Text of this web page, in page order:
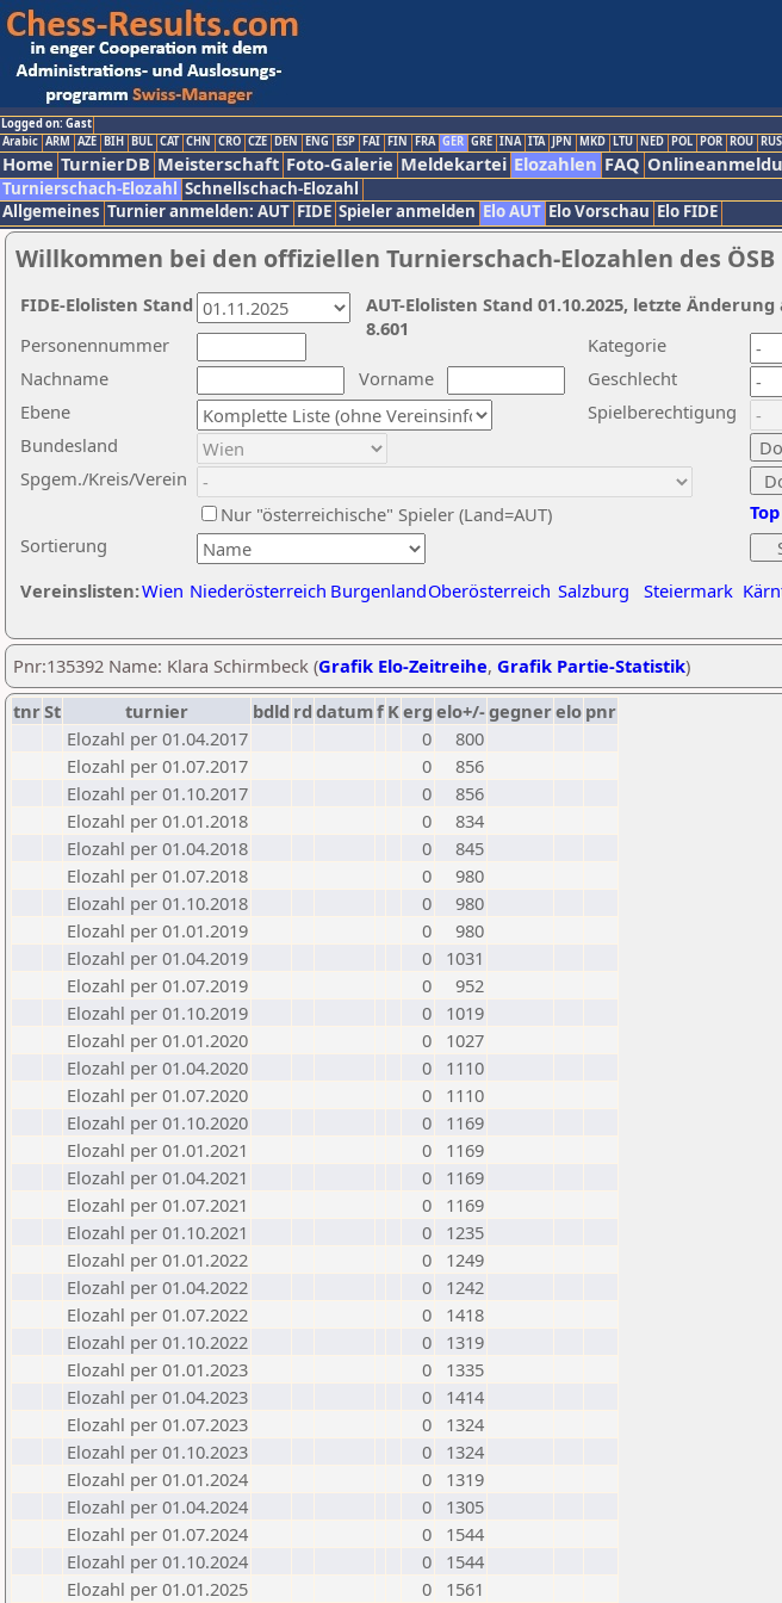
Logged on: Gast
Arabic ARM AZE BIH BUL CAT CHN CRO CZE DEN ENG ESP FAI FIN FRA GER GRE INA ITA JPN MKD LTU NED POL POR ROU RUS
Home TurnierDB Meisterschaft Foto-Galerie Meldekartei Elozahlen FAQ
Turnierschach-Elozahl Schnellschach-Elozahl
Allgemeines Turnier anmelden: AUT FIDE Spieler anmelden Elo AUT Elo Vorschau Elo FIDE
Willkommen bei den offiziellen Turnierschach-Elozahlen des ÖSB
Nachname
Vorname
Ebene
Kategorie
Sortierung
Personennummer
Bundesland
Spgem./Kreis/Verein
Geschlecht
Nur "österreichische" Spieler (Land=AUT)
Spielberechtigung
Vereinslisten:Wien Niederösterreich BurgenlandOberösterreich Salzburg Steiermark
AUT-Elolisten Stand 01.10.2025, letzte
8.601
FIDE-Elolisten Stand
Pnr:135392 Name: Klara Schirmbeck (Grafik Elo-Zeitreihe, Grafik Partie-Statistik)
tnrSt turnier bdld rd datumf Kerg elo+/-gegnerelo pnr
Elozahl per 01.04.2017
0
800
Elozahl per 01.07.2017
0
856
Elozahl per 01.10.2017
0
856
Elozahl per 01.01.2018
0
834
Elozahl per 01.04.2018
0
845
Elozahl per 01.07.2018
0
980
Elozahl per 01.10.2018
0
980
Elozahl per 01.01.2019
0
980
Elozahl per 01.04.2019
0
1031
Elozahl per 01.07.2019
0
952
Elozahl per 01.10.2019
0
1019
Elozahl per 01.01.2020
0
1027
Elozahl per 01.04.2020
0
1110
Elozahl per 01.07.2020
0
1110
Elozahl per 01.10.2020
0
1169
Elozahl per 01.01.2021
0
1169
Elozahl per 01.04.2021
0
1169
Elozahl per 01.07.2021
0
1169
Elozahl per 01.10.2021
0
1235
Elozahl per 01.01.2022
0
1249
Elozahl per 01.04.2022
0
1242
Elozahl per 01.07.2022
0
1418
Elozahl per 01.10.2022
0
1319
Elozahl per 01.01.2023
0
1335
Elozahl per 01.04.2023
0
1414
Elozahl per 01.07.2023
0
1324
Elozahl per 01.10.2023
0
1324
Elozahl per 01.01.2024
0
1319
Elozahl per 01.04.2024
0
1305
Elozahl per 01.07.2024
0
1544
Elozahl per 01.10.2024
0
1544
Elozahl per 01.01.2025
0 1561